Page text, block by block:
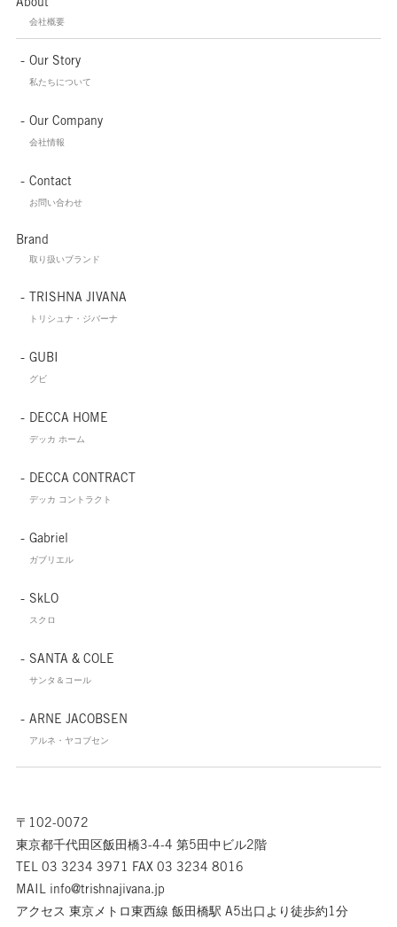
会社概要
Our Story
私たちについて
Our Company
会社情報
Contact
お問い合わせ
Brand
取り扱いブランド
TRISHNA JIVANA
トリシュナ・ジバーナ
GUBI
グビ
DECCA HOME
デッカ ホーム
DECCA CONTRACT
デッカ コントラクト
Gabriel
ガブリエル
SkLO
スクロ
SANTA & COLE
サンタ＆コール
ARNE JACOBSEN
アルネ・ヤコブセン
〒102-0072
東京都千代田区飯田橋3-4-4 第5田中ビル2階
TEL 03 3234 3971 FAX 03 3234 8016
MAIL info@trishnajivana.jp
アクセス 東京メトロ東西線 飯田橋駅 A5出口より徒歩約1分